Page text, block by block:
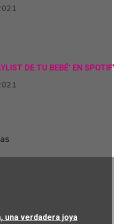
DE TU BEBÉ’ EN
una verdadera joya